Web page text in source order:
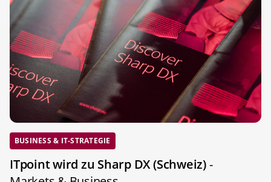
BUSINESS & IT-STRATEGIE
ITpoint wird zu Sharp DX (Schweiz)-